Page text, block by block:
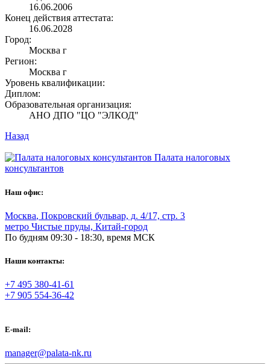
16.06.2006
Конец действия аттестата:
16.06.2028
Город:
Москва г
Регион:
Москва г
Уровень квалификации:
Диплом:
Образовательная организация:
АНО ДПО "ЦО "ЭЛКОД"
Назад
Палата налоговых
консультантов
Наш офис:
Москва, Покровский бульвар, д. 4/17, стр. 3
метро Чистые пруды, Китай-город
По будням 09:30 - 18:30, время МСК
Наши контакты:
+7 495 380-41-61
+7 905 554-36-42
E-mail:
manager@palata-nk.ru